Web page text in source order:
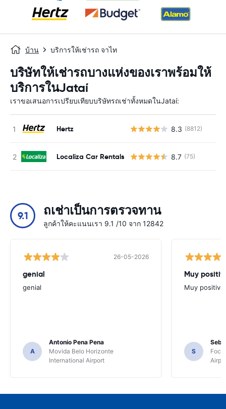
บ้าน บริการให้เช่ารถ จาไท
บริษัทให้เช่ารถบางแห่งของเราพร้อมให้
บริการในJataí
เราขอเสนอการเปรียบเทียบบริษัทรถเช่าทั้งหมดในJataí:
Hertz 8.3 (8812)
Localiza Car Rentals 8.7 (75)
9.1 ถเช่าเป็นการตรวจทาน
ลูกค้าให้คะแนนเรา 9.1 /10 จาก 12842
26-05-2026
genial
genial
A
Antonio Pena Pena
Movida Belo Horizonte
International Airport
Muy
Muy positiva
S
Foco